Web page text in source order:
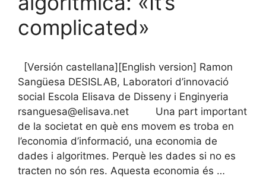
complicated»
[Versión castellana][English version] Ramon
Sangüesa DESISLAB, Laboratori d’innovació
social Escola Elisava de Disseny i Enginyeria
rsanguesa@elisava.net Una part important
de la societat en què ens movem es troba en
l’economia d’informació, una economia de
dades i algoritmes. Perquè les dades si no es
tracten no són res. Aquesta economia és …